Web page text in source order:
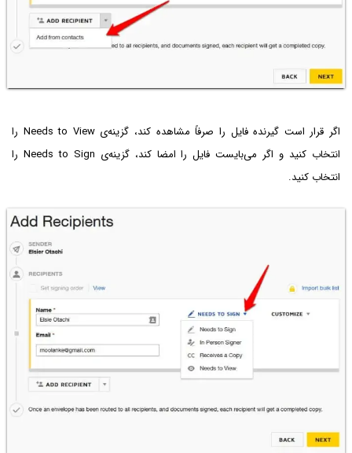
اگر قرار است گیرنده فایل را صرفاً مشاهده کند، گزینه‌ی Needs to View را
انتخاب کنید و اگر می‌بایست فایل را امضا کند، گزینه‌ی Needs to Sign را
انتخاب کنید.